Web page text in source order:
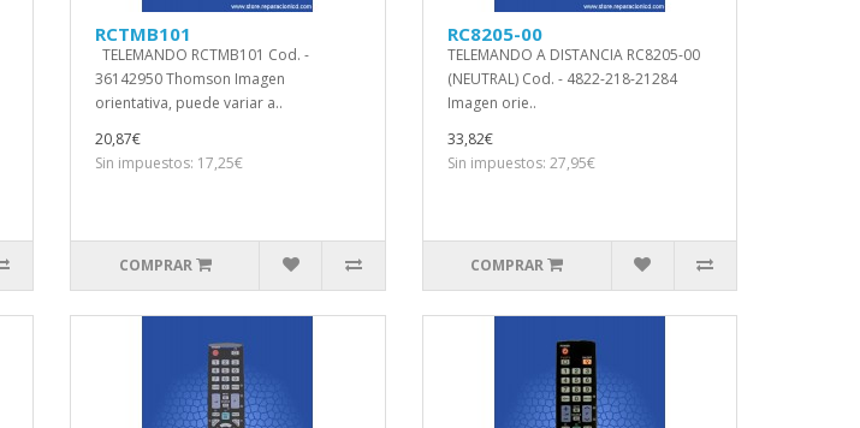
RCTMB101
TELEMANDO RCTMB101 Cod. -
36142950 Thomson Imagen
orientativa, puede variar a..
20,87€
Sin impuestos: 17,25€
COMPRAR
RC8205-00
TELEMANDO A DISTANCIA RC8205-00
(NEUTRAL) Cod. - 4822-218-21284
Imagen orie..
33,82€
Sin impuestos: 27,95€
COMPRAR